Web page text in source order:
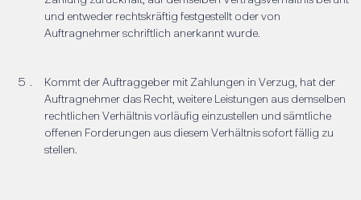
und entweder rechtskräftig festgestellt oder von
Auftragnehmer schriftlich anerkannt wurde.
Kommt der Auftraggeber mit Zahlungen in Verzug, hat der
Auftragnehmer das Recht, weitere Leistungen aus demselben
rechtlichen Verhältnis vorläufig einzustellen und sämtliche
offenen Forderungen aus diesem Verhältnis sofort fällig zu
stellen.